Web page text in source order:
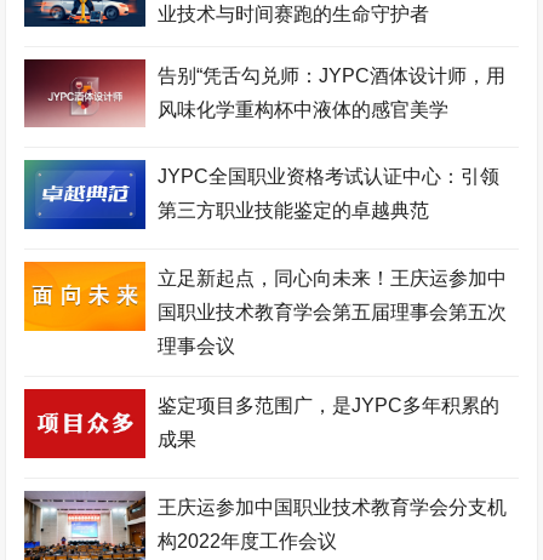
业技术与时间赛跑的生命守护者
告别“凭舌勾兑师：JYPC酒体设计师，用
风味化学重构杯中液体的感官美学
JYPC全国职业资格考试认证中心：引领
第三方职业技能鉴定的卓越典范
立足新起点，同心向未来！王庆运参加中
国职业技术教育学会第五届理事会第五次
理事会议
鉴定项目多范围广，是JYPC多年积累的
成果
王庆运参加中国职业技术教育学会分支机
构2022年度工作会议